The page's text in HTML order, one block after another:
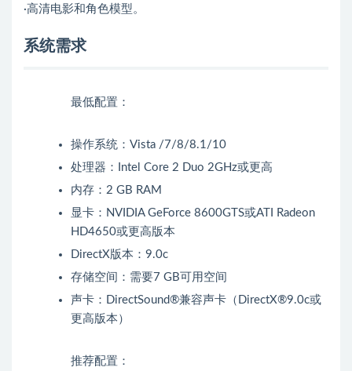
·高清电影和角色模型。
系统需求
最低配置：
操作系统：Vista /7/8/8.1/10
处理器：Intel Core 2 Duo 2GHz或更高
内存：2 GB RAM
显卡：NVIDIA GeForce 8600GTS或ATI Radeon
HD4650或更高版本
DirectX版本：9.0c
存储空间：需要7 GB可用空间
声卡：DirectSound®兼容声卡（DirectX®9.0c或
更高版本）
推荐配置：